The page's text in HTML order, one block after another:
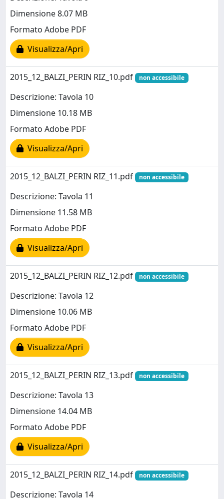
Dimensione 8.07 MB
Formato Adobe PDF
Visualizza/Apri
2015_12_BALZI_PERIN RIZ_10.pdf non accessibile
Descrizione: Tavola 10
Dimensione 10.18 MB
Formato Adobe PDF
Visualizza/Apri
2015_12_BALZI_PERIN RIZ_11.pdf non accessibile
Descrizione: Tavola 11
Dimensione 11.58 MB
Formato Adobe PDF
Visualizza/Apri
2015_12_BALZI_PERIN RIZ_12.pdf non accessibile
Descrizione: Tavola 12
Dimensione 10.06 MB
Formato Adobe PDF
Visualizza/Apri
2015_12_BALZI_PERIN RIZ_13.pdf non accessibile
Descrizione: Tavola 13
Dimensione 14.04 MB
Formato Adobe PDF
Visualizza/Apri
2015_12_BALZI_PERIN RIZ_14.pdf non accessibile
Descrizione: Tavola 14